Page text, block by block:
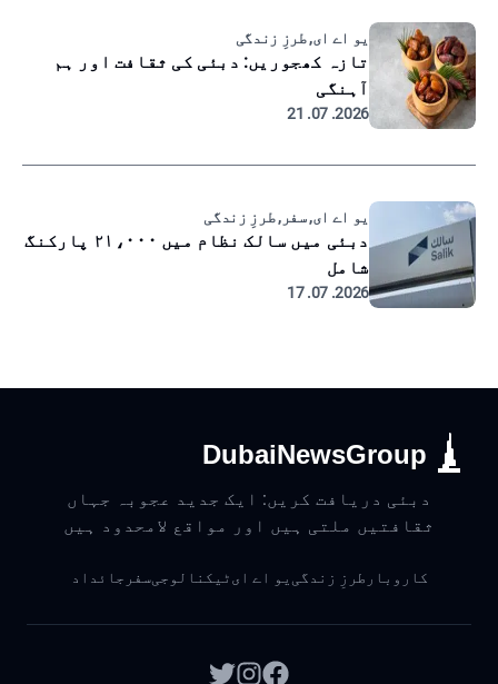
یو اے ای, طرزِ زندگی
تازہ کھجوریں: دبئی کی ثقافت اور ہم
آہنگی
2026. 07. 21
یو اے ای, سفر, طرزِ زندگی
دبئی میں سالک نظام میں ۲۱،۰۰۰ پارکنگ
شامل
2026. 07. 17
DubaiNewsGroup
دبئی دریافت کریں: ایک جدید عجوبہ جہاں
ثقافتیں ملتی ہیں اور مواقع لامحدود ہیں
کاروبار طرزِ زندگی یو اے ایٹیکنالوجیسفر جائداد